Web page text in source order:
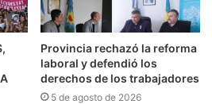
Provincia rechazó la reforma
laboral y defendió los
derechos de los trabajadores
5 de agosto de 2026